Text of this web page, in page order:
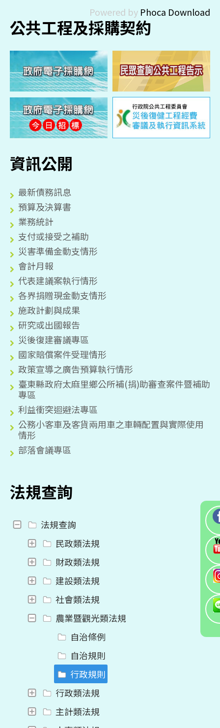
Powered by Phoca Download
公共工程及採購契約
資訊公開
最新債務訊息
預算及決算書
業務統計
支付或接受之補助
災害準備金動支情形
會計月報
代表建議案執行情形
各界捐贈現金動支情形
施政計劃與成果
研究或出國報告
災後復建審議專區
國家賠償案件受理情形
政策宣導之廣告預算執行情形
臺東縣政府太麻里鄉公所補(捐)助審查案件暨補助
專區
利益衝突迴避法專區
公務小客車及客貨兩用車之車輛配置與實際使用
情形
部落會議專區
法規查詢
法規查詢
民政類法規
財政類法規
建設類法規
社會類法規
農業暨觀光類法規
自治條例
自治規則
行政規則
行政類法規
主計類法規